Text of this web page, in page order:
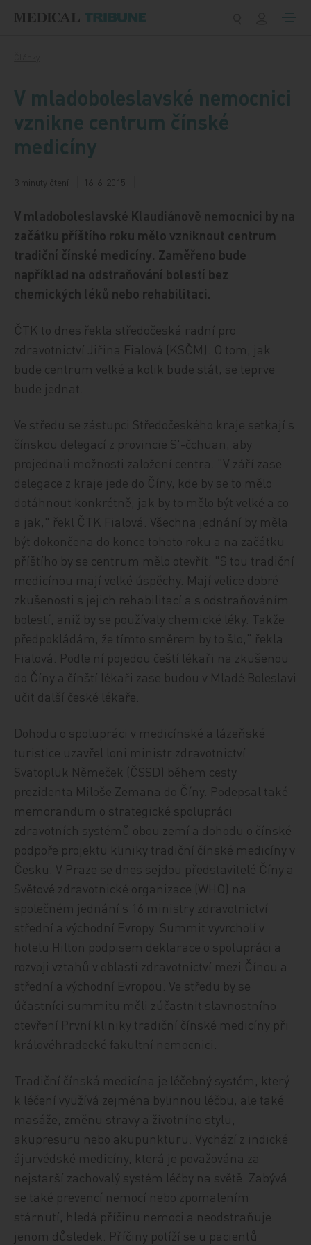
V mladoboleslavské nemocnici
vznikne centrum čínské
medicíny
3 minuty čtení 16. 6. 2015
V mladoboleslavské Klaudiánově nemocnici by na
začátku příštího roku mělo vzniknout centrum
tradiční čínské medicíny. Zaměřeno bude
například na odstraňování bolestí bez
chemických léků nebo rehabilitaci.
ČTK to dnes řekla středočeská radní pro
zdravotnictví Jiřina Fialová (KSČM). O tom, jak
bude centrum velké a kolik bude stát, se teprve
bude jednat.
Ve středu se zástupci Středočeského kraje setkají s
čínskou delegací z provincie S'-čchuan, aby
projednali možnosti založení centra. "V září zase
delegace z kraje jede do Číny, kde by se to mělo
dotáhnout konkrétně, jak by to mělo být velké a co
a jak," řekl ČTK Fialová. Všechna jednání by měla
být dokončena do konce tohoto roku a na začátku
příštího by se centrum mělo otevřít. "S tou tradiční
medicínou mají velké úspěchy. Mají velice dobré
zkušenosti s jejich rehabilitací a s odstraňováním
bolestí, aniž by se používaly chemické léky. Takže
předpokládám, že tímto směrem by to šlo," řekla
Fialová. Podle ní pojedou čeští lékaři na zkušenou
do Číny a čínští lékaři zase budou v Mladé Boleslavi
učit další české lékaře.
Dohodu o spolupráci v medicínské a lázeňské
turistice uzavřel loni ministr zdravotnictví
Svatopluk Němeček (ČSSD) během cesty
prezidenta Miloše Zemana do Číny. Podepsal také
memorandum o strategické spolupráci
zdravotních systémů obou zemí a dohodu o čínské
podpoře projektu kliniky tradiční čínské medicíny v
Česku. V Praze se dnes sejdou představitelé Číny a
Světové zdravotnické organizace (WHO) na
společném jednání s 16 ministry zdravotnictví
střední a východní Evropy. Summit vyvrcholí v
hotelu Hilton podpisem deklarace o spolupráci a
rozvoji vztahů v oblasti zdravotnictví mezi Čínou a
střední a východní Evropou. Ve středu by se
účastníci summitu měli zúčastnit slavnostního
otevření První kliniky tradiční čínské medicíny při
královéhradecké fakultní nemocnici.
Tradiční čínská medicína je léčebný systém, který
k léčení využívá zejména bylinnou léčbu, ale také
masáže, změnu stravy a životního stylu,
akupresuru nebo akupunkturu. Vychází z indické
ájurvédské medicíny, která je považována za
nejstarší zachovalý systém léčby na světě. Zabývá
se také prevencí nemocí nebo zpomalením
stárnutí, hledá příčinu nemoci a neodstraňuje
jenom důsledek. Příčiny potíží se u pacientů